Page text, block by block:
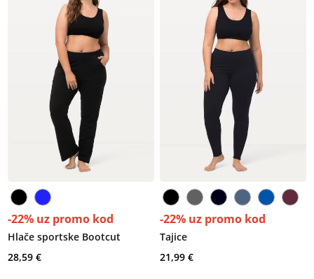
-22% uz promo kod
Hlače sportske Bootcut
28,59 €
-22% uz promo kod
Tajice
21,99 €